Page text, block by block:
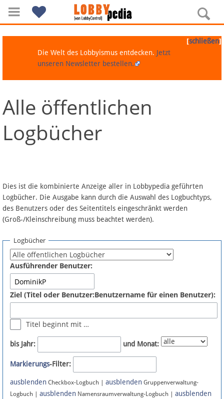
Navigation
Über Lobbypedia
Artikel nach Kategorien
FAQ
Fördermitglied werden
Fehler melden
Newsletter
Bluesky
Facebook
[schließen]
Die Welt des Lobbyismus entdecken. Jetzt
unseren Newsletter bestellen.
Alle öffentlichen
Logbücher
Dies ist die kombinierte Anzeige aller in Lobbypedia geführten
Logbücher. Die Ausgabe kann durch die Auswahl des Logbuchtyps,
des Benutzers oder des Seitentitels eingeschränkt werden
(Groß-/Kleinschreibung muss beachtet werden).
Logbücher
Ausführender Benutzer:
Ziel (Titel oder Benutzer:Benutzername für einen Benutzer):
Titel beginnt mit …
bis Jahr: und Monat:
Markierungs-Filter:
ausblenden Checkbox-Logbuch | ausblenden Gruppenverwaltung-
Logbuch | ausblenden Namensraumverwaltung-Logbuch | ausblenden